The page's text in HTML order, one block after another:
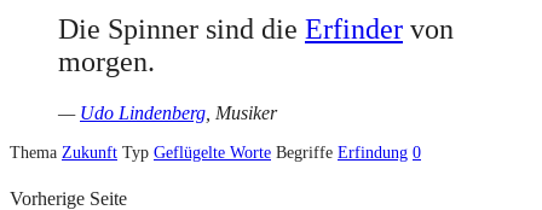
Die Spinner sind die Erfinder von
morgen.
— Udo Lindenberg , Musiker
Thema Zukunft Typ Geflügelte Worte Begriffe Erfindung 0
Vorherige Seite